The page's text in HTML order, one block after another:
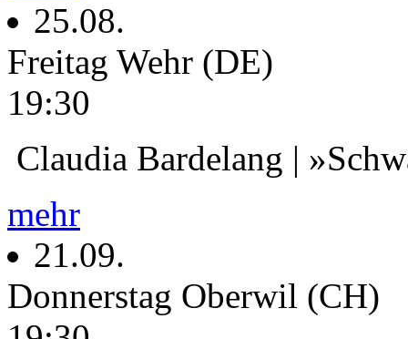
25.08.
Freitag Wehr (DE)
19:30
Claudia Bardelang |
mehr
21.09.
Donnerstag Oberwil (CH)